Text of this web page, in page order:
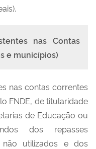
nas Contas
e municípios)
nas contas correntes
FNDE, de titularidade
de Educação ou
dos repasses
não utilizados e dos